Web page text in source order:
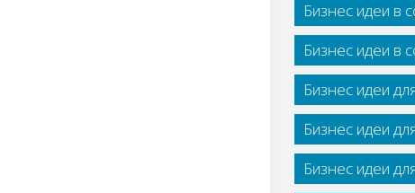
Бизнес идеи в
Бизнес идеи в
Бизнес идеи
Бизнес идеи
Бизнес идеи